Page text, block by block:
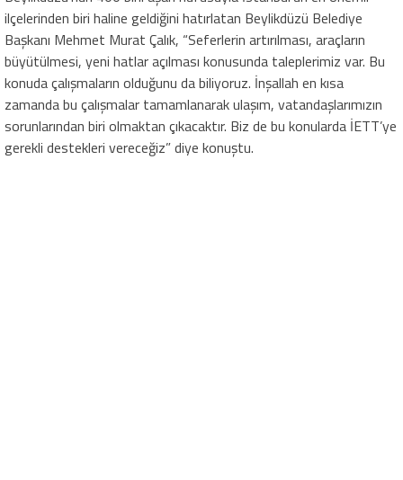
ilçelerinden biri haline geldiğini hatırlatan Beylikdüzü Belediye
Başkanı Mehmet Murat Çalık, “Seferlerin artırılması, araçların
büyütülmesi, yeni hatlar açılması konusunda taleplerimiz var. Bu
konuda çalışmaların olduğunu da biliyoruz. İnşallah en kısa
zamanda bu çalışmalar tamamlanarak ulaşım, vatandaşlarımızın
sorunlarından biri olmaktan çıkacaktır. Biz de bu konularda İETT’ye
gerekli destekleri vereceğiz” diye konuştu.